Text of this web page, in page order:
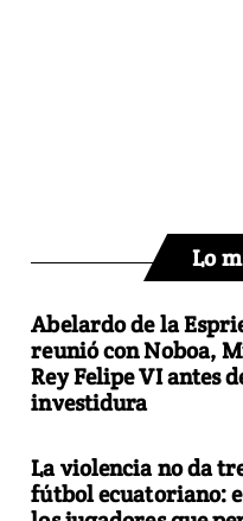
Lo
Abelardo de la
reunió con Noboa,
Rey Felipe VI antes
investidura
La violencia no da
fútbol ecuatoriano: